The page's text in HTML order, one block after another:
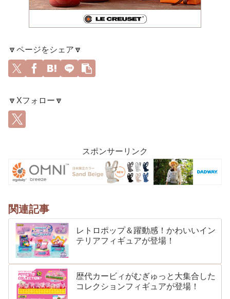
🔽ページをシェア🔽
🔽Xフォロー🔽
スポンサーリンク
関連記事
レトロポップ＆躍動感！かわいいイン
テリアフィギュアが登場！
歴代カービィがむぎゅっと大集合した
コレクションフィギュアが登場！